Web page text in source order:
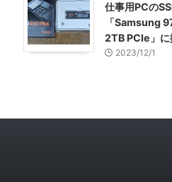
仕事用PCの
「Samsung
2TB PCIe」に
2023/12/1